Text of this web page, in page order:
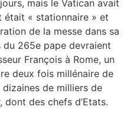
mais le Vatican avait
était « stationnaire » et
de la messe dans sa
du 265e pape devraient
François à Rome, un
deux fois millénaire de
dizaines de milliers de
dont des chefs d’Etats.